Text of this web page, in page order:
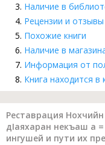
Наличие в
Рецензии и отзывы
Похожие книги
Наличие в
Информация от
Книга находится в
Реставрация
дIаяхаран некъаш а
ингушей и пути их